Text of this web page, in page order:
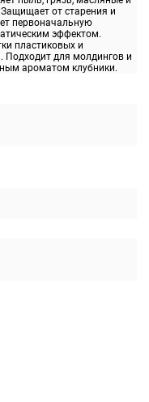
от старения и
первоначальную
эффектом.
пластиковых и
Подходит для молдингов и
ароматом клубники.